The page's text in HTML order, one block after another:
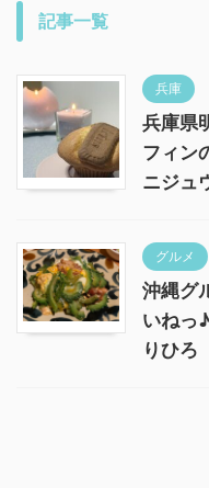
記事一覧
兵庫
兵庫県
フィン
ニジュ
グルメ
沖縄グ
いねっ
りひろ